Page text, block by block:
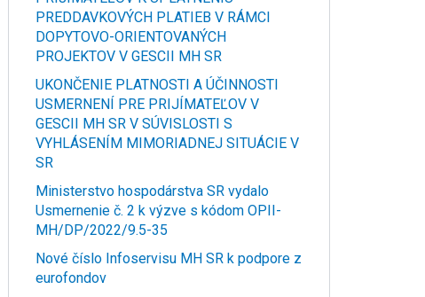
PREDDAVKOVÝCH PLATIEB V RÁMCI
DOPYTOVO-ORIENTOVANÝCH
PROJEKTOV V GESCII MH SR
UKONČENIE PLATNOSTI A ÚČINNOSTI
USMERNENÍ PRE PRIJÍMATEĽOV V
GESCII MH SR V SÚVISLOSTI S
VYHLÁSENÍM MIMORIADNEJ SITUÁCIE V
SR
Ministerstvo hospodárstva SR vydalo
Usmernenie č. 2 k výzve s kódom OPII-
MH/DP/2022/9.5-35
Nové číslo Infoservisu MH SR k podpore z
eurofondov